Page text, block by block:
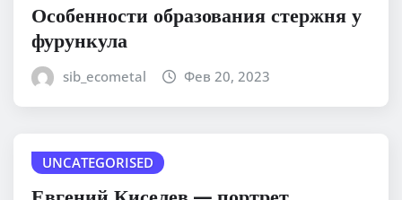
Особенности образования стержня у
фурункула
sib_ecometal Фев 20, 2023
UNCATEGORISED